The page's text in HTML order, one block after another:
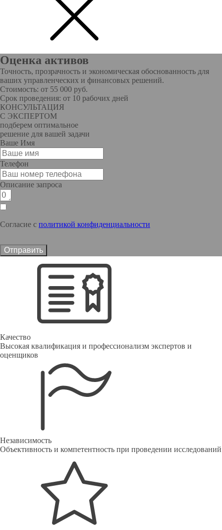
Оценка активов
Точность, прозрачность и экономическая обоснованность для
ваших управленческих и финансовых решений.
Стоимость: от 55 000 руб.
Срок проведения: от 10 рабочих дней
КОНСУЛЬТАЦИЯ
С ЭКСПЕРТОМ
подберем оптимальное
решение для вашей задачи
Ваше Имя
Телефон
Описание запроса
Согласие с политикой конфиденциальности
Отправить
Качество
Высокая квалификация и профессионализм экспертов и
оценщиков
Независимость
Объективность и компетентность при проведении исследований